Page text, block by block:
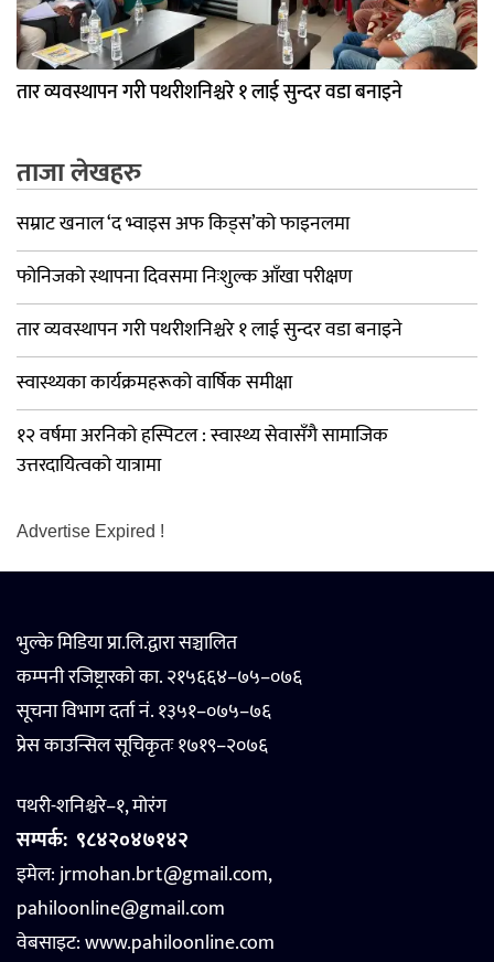
तार व्यवस्थापन गरी पथरीशनिश्चरे १ लाई सुन्दर वडा बनाइने
ताजा लेखहरु
सम्राट खनाल ‘द भ्वाइस अफ किड्स’को फाइनलमा
फोनिजको स्थापना दिवसमा निःशुल्क आँखा परीक्षण
तार व्यवस्थापन गरी पथरीशनिश्चरे १ लाई सुन्दर वडा बनाइने
स्वास्थ्यका कार्यक्रमहरूको वार्षिक समीक्षा
१२ वर्षमा अरनिको हस्पिटल : स्वास्थ्य सेवासँगै सामाजिक
उत्तरदायित्वको यात्रामा
Advertise Expired !
भुल्के मिडिया प्रा.लि.द्वारा सञ्चालित
कम्पनी रजिष्ट्रारको का. २१५६६४–७५–०७६
सूचना विभाग दर्ता नं. १३५१–०७५–७६
प्रेस काउन्सिल सूचिकृतः १७१९–२०७६
पथरी-शनिश्चरे–१, मोरंग
सम्पर्क: ९८४२०४७१४२
इमेल: jrmohan.brt@gmail.com,
pahiloonline@gmail.com
वेबसाइट:www.pahiloonline.com